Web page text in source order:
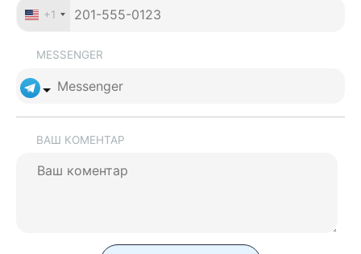
+1
MESSENGER
ВАШ КОМЕНТАР